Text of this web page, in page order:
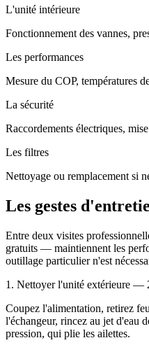
L'unité intérieure
Fonctionnement des vannes,
Les performances
Mesure du COP, températures
La sécurité
Raccordements électriques,
Les filtres
Nettoyage ou remplacement si
Les gestes
Entre deux visites
gratuits — maintiennent les
outillage particulier n'est
1. Nettoyer l'unité extérieure —
Coupez l'alimentation, retirez
l'échangeur, rincez au jet d'eau
pression, qui plie les ailettes.